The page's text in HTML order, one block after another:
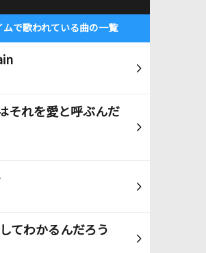
ムで歌われている曲の一覧
それを愛と呼ぶんだ
てわかるんだろう